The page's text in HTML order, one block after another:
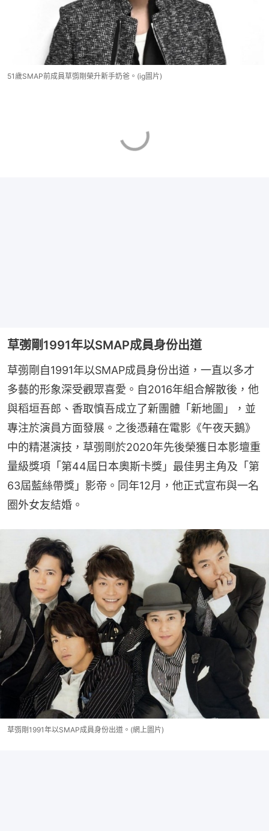
51歲SMAP前成員草彅剛榮升新手奶爸。(ig圖片)
草彅剛1991年以SMAP成員身份出道
草彅剛自1991年以SMAP成員身份出道，一直以多才
多藝的形象深受觀眾喜愛。自2016年組合解散後，他
與稻垣吾郎、香取慎吾成立了新團體「新地圖」，並
專注於演員方面發展。之後憑藉在電影《午夜天鵝》
中的精湛演技，草彅剛於2020年先後榮獲日本影壇重
量級獎項「第44屆日本奧斯卡獎」最佳男主角及「第
63屆藍絲帶獎」影帝。同年12月，他正式宣布與一名
圈外女友結婚。
草彅剛1991年以SMAP成員身份出道。(網上圖片)